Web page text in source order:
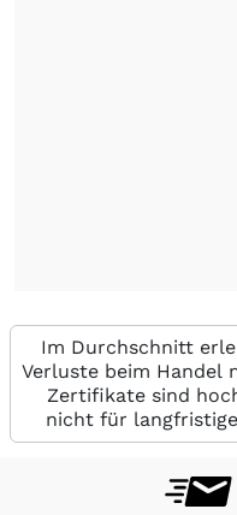
Im Durchschnitt
Verluste beim
Zertifikate sind
nicht für